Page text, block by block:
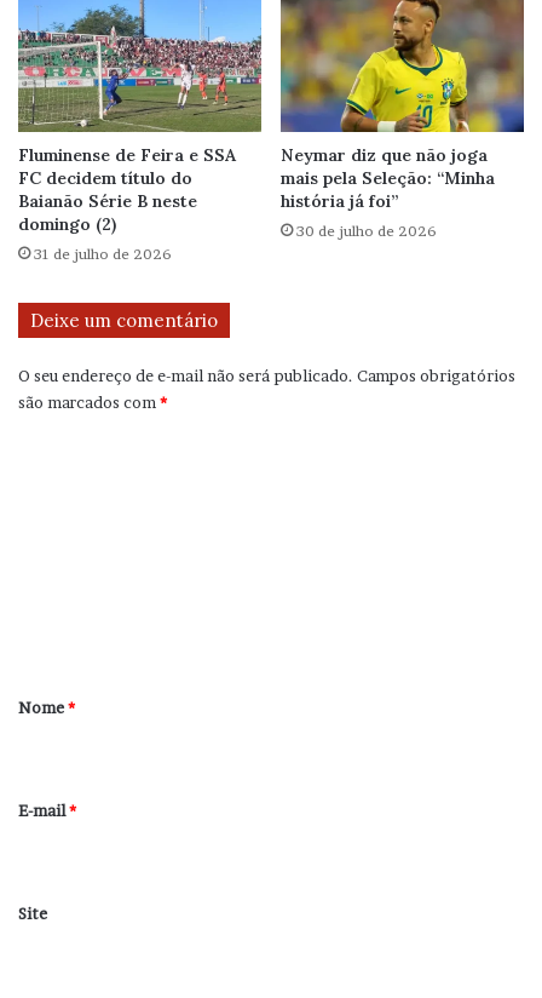
Fluminense de Feira e SSA
FC decidem título do
Baianão Série B neste
domingo (2)
31 de julho de 2026
Neymar diz que não joga
mais pela Seleção: “Minha
história já foi”
30 de julho de 2026
Deixe um comentário
O seu endereço de e-mail não será publicado. Campos obrigatórios
são marcados com*
r
*
Nome*
E-mail*
Site